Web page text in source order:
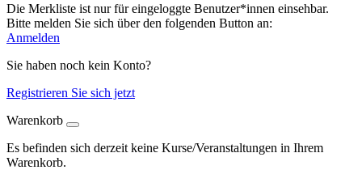
Die Merkliste ist nur für eingeloggte Benutzer*innen einsehbar.
Bitte melden Sie sich über den folgenden Button an:
Anmelden
Sie haben noch kein Konto?
Registrieren Sie sich jetzt
Warenkorb
Es befinden sich derzeit keine Kurse/Veranstaltungen in Ihrem
Warenkorb.